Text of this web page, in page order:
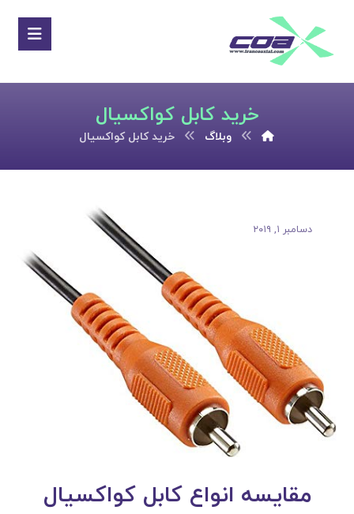
خرید کابل کواکسیال
وبلاگ خرید کابل کواکسیال
مقایسه انواع کابل کواکسیال
دسامبر ۱, ۲۰۱۹